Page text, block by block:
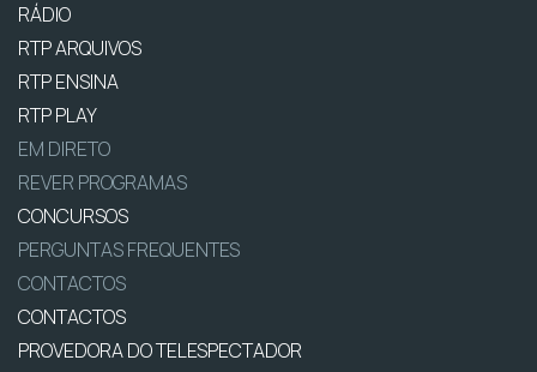
RÁDIO
RTP ARQUIVOS
RTP ENSINA
RTP PLAY
EM DIRETO
REVER PROGRAMAS
CONCURSOS
PERGUNTAS FREQUENTES
CONTACTOS
CONTACTOS
PROVEDORA DO TELESPECTADOR